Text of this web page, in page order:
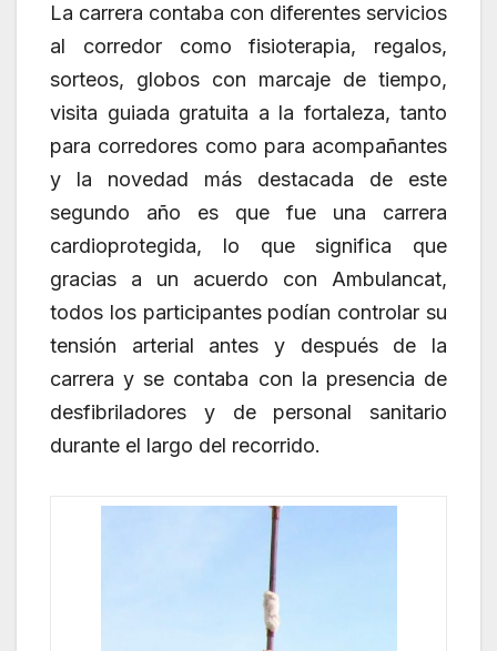
La carrera contaba con diferentes servicios
al corredor como fisioterapia, regalos,
sorteos, globos con marcaje de tiempo,
visita guiada gratuita a la fortaleza, tanto
para corredores como para acompañantes
y la novedad más destacada de este
segundo año es que fue una carrera
cardioprotegida, lo que significa que
gracias a un acuerdo con Ambulancat,
todos los participantes podían controlar su
tensión arterial antes y después de la
carrera y se contaba con la presencia de
desfibriladores y de personal sanitario
durante el largo del recorrido.